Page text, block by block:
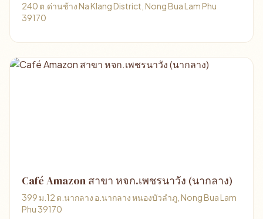
240 ต.ด่านช้าง Na Klang District, Nong Bua Lam Phu
39170
Café Amazon สาขา หจก.เพชรนาวัง (นากลาง)
399 ม.12 ต.นากลาง อ.นากลาง หนองบัวลำภู, Nong Bua Lam
Phu 39170